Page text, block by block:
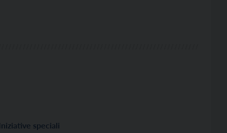
Iniziative speciali